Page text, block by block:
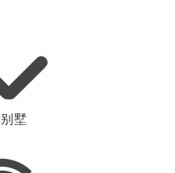
墅